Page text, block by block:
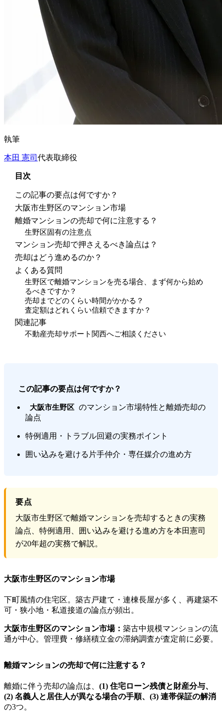
執筆
本田 憲司 代表取締役
目次
この記事の要点は何ですか？
大阪市生野区のマンション市場
離婚マンションの売却で何に注意する？
生野区固有の注意点
マンション売却で押さえるべき論点は？
売却はどう進めるのか？
よくある質問
生野区で離婚マンションを売る場合、まず何から始め
るべきですか？
売却までどのくらい時間がかかる？
査定額はどれくらい信頼できますか？
関連記事
不動産売却サポート関西へご相談ください
この記事の要点は何ですか？
大阪市生野区
のマンション市場特性と離婚売却の
論点
特例適用・トラブル回避の実務ポイント
囲い込みを避ける片手仲介・専任媒介の進め方
要点
大阪市生野区で離婚マンションを売却するときの実務
論点、特例適用、囲い込みを避ける進め方を本田憲司
が20年超の実務で解説。
大阪市生野区のマンション市場
下町風情の住宅区。築古戸建て・連棟長屋が多く、再建築不
可・狭小地・私道接道の論点が頻出。
大阪市生野区のマンション市場： 築古中規模マンションの流
通が中心。管理費・修繕積立金の滞納調査が査定前に必要。
離婚マンションの売却で何に注意する？
離婚に伴う売却の論点は、 (1) 住宅ローン残債と財産分与、
(2) 名義人と居住人が異なる場合の手順、(3) 連帯保証の解消
の3つ。